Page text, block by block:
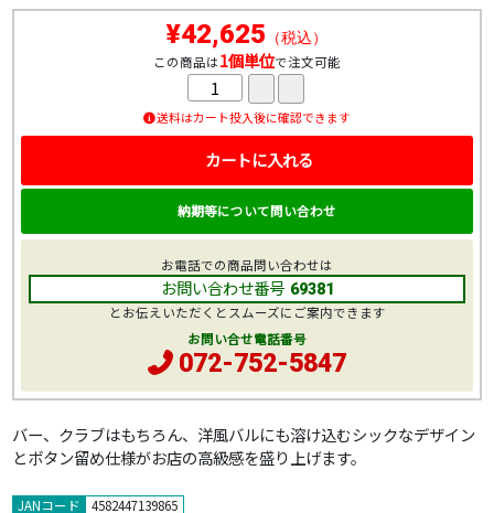
バー、クラブはもちろん、洋風バルにも溶け込むシックなデザイン
とボタン留め仕様がお店の高級感を盛り上げます。
JANコード 4582447139865
¥42,625 （税込）
この商品は1個単位で注文可能
送料はカート投入後に確認できます
カートに入れる
納期等について問い合わせ
お電話での商品問い合わせは
お問い合わせ番号 69381
とお伝えいただくとスムーズにご案内できます
お問い合せ電話番号
072-752-5847